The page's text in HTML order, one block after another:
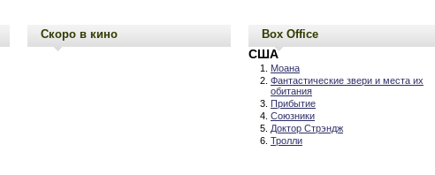
Скоро в кино Box Office
США
Моана
Фантастические звери и места их
обитания
Прибытие
Союзники
Доктор Стрэндж
Тролли